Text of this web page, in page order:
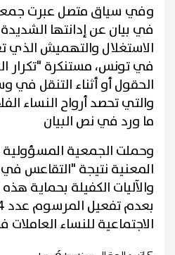
وفي سياق متصل عبرت
في بيان عن إدانتها
الاستغلال والتهميش الذي
في تونس، مستنكرة "تكرار
الحقول أو أثناء التنقل في
والتي تحصد أرواح النساء
ما ورد في نص البيان
وحملت الجمعية المسؤولية
المعنية نتيجة "التقاعس
والآليات الكفيلة بحماية
الاجتماعية للنساء